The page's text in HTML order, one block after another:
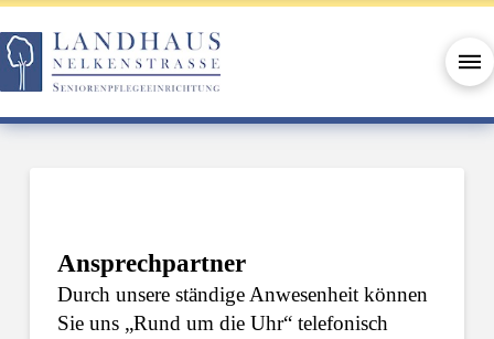
Ansprechpartner
Durch unsere ständige Anwesenheit können
Sie uns „Rund um die Uhr“ telefonisch